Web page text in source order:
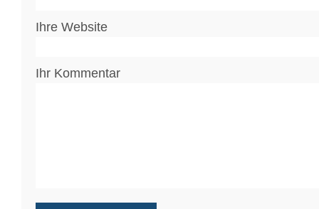
Ihre Website
Ihr Kommentar